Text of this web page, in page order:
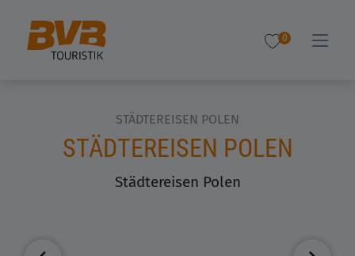
0
STÄDTEREISEN POLEN
STÄDTEREISEN POLEN
Städtereisen Polen